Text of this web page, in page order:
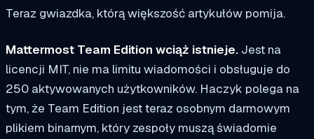
Teraz gwiazdka, którą większość artykułów pomija.
Mattermost Team Edition wciąż istnieje. Jest na
licencji MIT, nie ma limitu wiadomości i obsługuje do
250 aktywowanych użytkowników. Haczyk polega na
tym, że Team Edition jest teraz osobnym darmowym
plikiem binarnym, który zespoły muszą świadomie